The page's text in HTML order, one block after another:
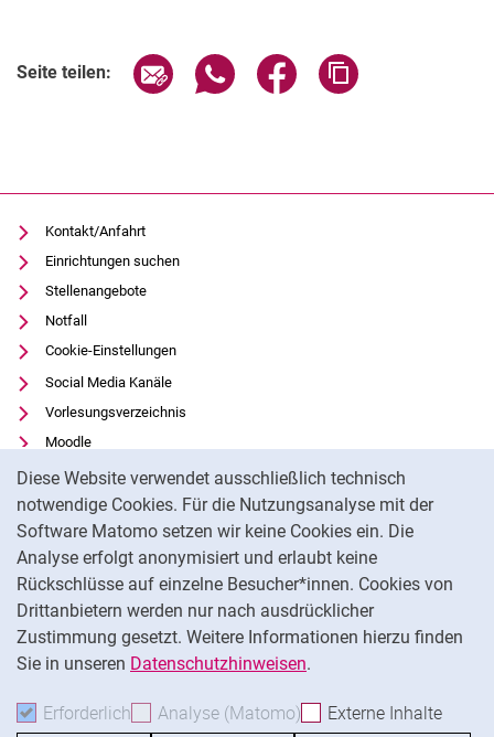
Diese Website verwendet ausschließlich technisch
notwendige Cookies. Für die Nutzungsanalyse mit der
Software Matomo setzen wir keine Cookies ein. Die
Analyse erfolgt anonymisiert und erlaubt keine
Rückschlüsse auf einzelne Besucher*innen. Cookies von
Drittanbietern werden nur nach ausdrücklicher
Zustimmung gesetzt. Weitere Informationen hierzu finden
Sie in unseren Datenschutzhinweisen.
Erforderlich Erforderliche Cookies akzeptieren
Analyse (Matomo) Analyse-Cookies
Externe Inhalte
Seite teilen: Seite über E-Mail teilen
Seite über WhatsApp teilen
Seite über Facebook
Kontakt/Anfahrt
Einrichtungen suchen
Stellenangebote
Notfall
Cookie-Einstellungen
Social Media Kanäle
Vorlesungsverzeichnis
Moodle
Panopto
Universitätsbibliothek
Datenschutz
Barrierefreiheit
Transparenter KI-Einsatz